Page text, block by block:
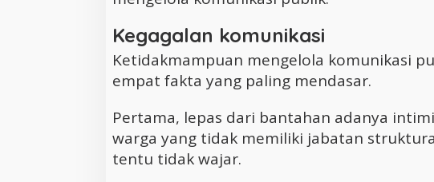
Kegagalan komunikasi
Ketidakmampuan mengelola komunikasi
empat fakta yang paling mendasar.
Pertama, lepas dari bantahan adanya
warga yang tidak memiliki jabatan
tentu tidak wajar.